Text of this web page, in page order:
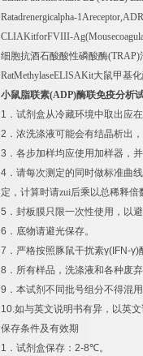
Ratadrenergicalpha-
CLIAKitforFVIII-
细胞抗酒石酸酸性磷酸酶(TRAP)
RatMethylaseELISAKit大鼠甲基
小鼠脂联素(ADP)酶联免疫分析
1 ．试剂盒从冷藏环境中取出应
2 ．浓洗涤液可能会有结晶析出
3 ．各步加样均应使用加样器，
4 ．请每次测定的同时做标准曲
定，计算时请zui后乘以总稀释倍
5 ．封板膜只限一次性使用，以
6 ．底物请避光保存。
7 ．严格按照豚鼠干扰素γ(IFN-γ)
8 ．所有样品，洗涤液和各种废
9 ．本试剂不同批号组分不得混
10.如与英文说明书有异，以英
保存条件及有效期
1 ．试剂盒保存： 2-8℃。